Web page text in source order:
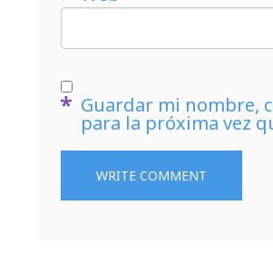
Guardar mi nombre,
para la próxima vez